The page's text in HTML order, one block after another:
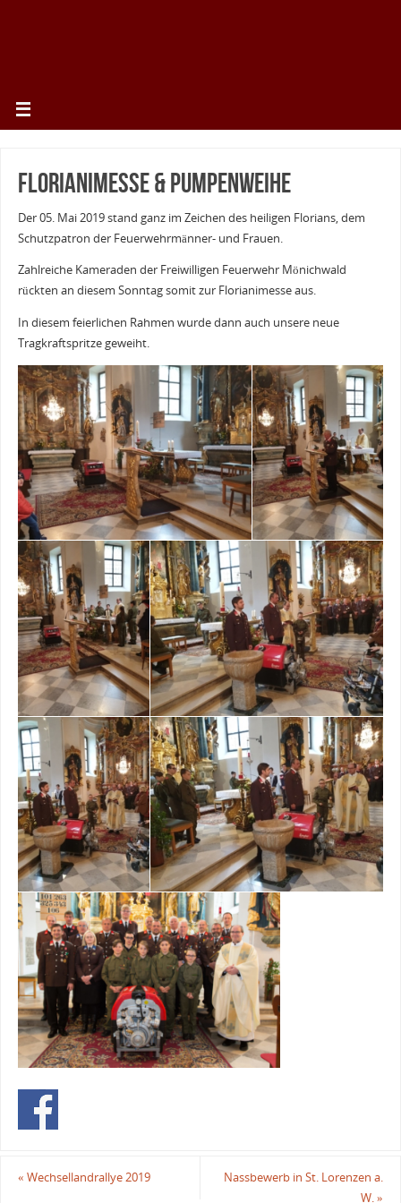
Florianimesse & Pumpenweihe
Der 05. Mai 2019 stand ganz im Zeichen des heiligen Florians, dem
Schutzpatron der Feuerwehrmänner- und Frauen.
Zahlreiche Kameraden der Freiwilligen Feuerwehr Mönichwald
rückten an diesem Sonntag somit zur Florianimesse aus.
In diesem feierlichen Rahmen wurde dann auch unsere neue
Tragkraftspritze geweiht.
« Wechsellandrallye 2019
Nassbewerb in St. Lorenzen a.
W.»